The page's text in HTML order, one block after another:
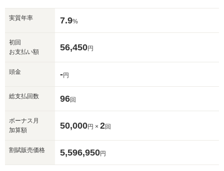
実質年率 7.9%
初回
お支払い額
56,450円
頭金 -円
総支払回数 96回
ボーナス月
加算額
50,000円 × 2回
割賦販売価格 5,596,950円